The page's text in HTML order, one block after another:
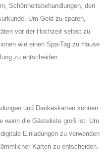
Schönheitsbehandlungen, den
Um Geld zu sparen,
vor der Hochzeit selbst zu
wie einen Spa-Tag zu Hause
zu entscheiden.
und Dankeskarten können
wenn die Gästeliste groß ist. Um
Einladungen zu verwenden
Karten zu entscheiden.